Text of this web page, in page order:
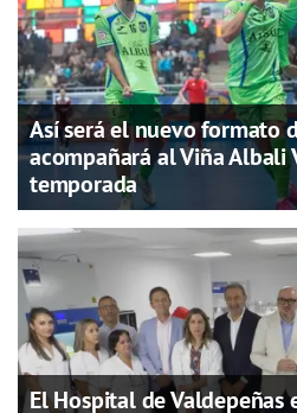
Así será el nuevo formato
acompañará al Viña Albali
temporada
El Hospital de Valdepeñas